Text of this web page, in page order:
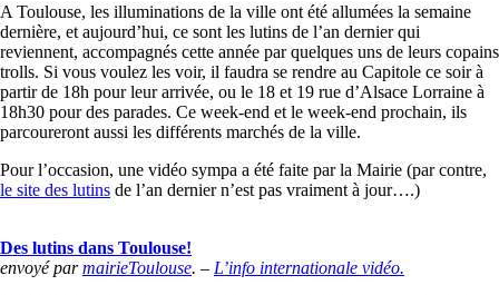
A Toulouse, les illuminations de la ville ont été allumées la semaine
dernière, et aujourd’hui, ce sont les lutins de l’an dernier qui
reviennent, accompagnés cette année par quelques uns de leurs copains
trolls. Si vous voulez les voir, il faudra se rendre au Capitole ce soir à
partir de 18h pour leur arrivée, ou le 18 et 19 rue d’Alsace Lorraine à
18h30 pour des parades. Ce week-end et le week-end prochain, ils
parcoureront aussi les différents marchés de la ville.
Pour l’occasion, une vidéo sympa a été faite par la Mairie (par contre,
le site des lutins de l’an dernier n’est pas vraiment à jour….)
Des lutins dans Toulouse!
envoyé parmairieToulouse. – L’info internationale vidéo.